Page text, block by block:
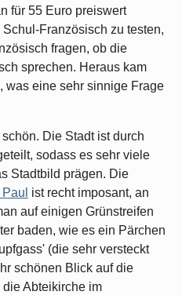
für 55 Euro preiswert
Französisch zu testen,
fragen, ob die
sprechen. Heraus kam
was eine sehr sinnige Frage
Die Stadt ist durch
sodass es sehr viele
Stadtbild prägen. Die
ist recht imposant, an
auf einigen Grünstreifen
baden, wie es ein Pärchen
(die sehr versteckt
schönen Blick auf die
die Abteikirche im